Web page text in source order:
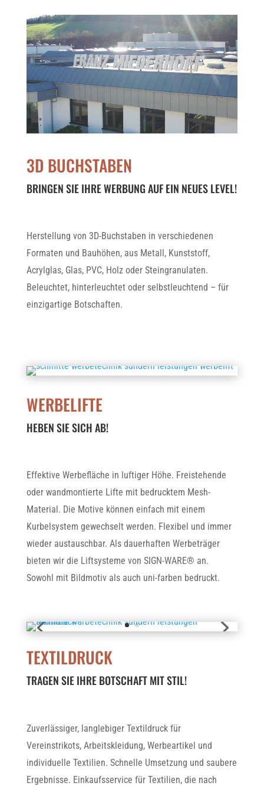
3D BUCHSTABEN
BRINGEN SIE IHRE WERBUNG AUF EIN NEUES LEVEL!
Herstellung von 3D-Buchstaben in verschiedenen
Formaten und Bauhöhen, aus Metall, Kunststoff,
Acrylglas, Glas, PVC, Holz oder Steingranulaten.
Beleuchtet, hinterleuchtet oder selbstleuchtend – für
einzigartige Botschaften.
WERBELIFTE
HEBEN SIE SICH AB!
Effektive Werbefläche in luftiger Höhe. Freistehende
oder wandmontierte Lifte mit bedrucktem Mesh-
Material. Die Motive können einfach mit einem
Kurbelsystem gewechselt werden. Flexibel und immer
wieder austauschbar. Als dauerhaften Werbeträger
bieten wir die Liftsysteme von SIGN-WARE® an.
Sowohl mit Bildmotiv als auch uni-farben bedruckt.
TEXTILDRUCK
TRAGEN SIE IHRE BOTSCHAFT MIT STIL!
Zuverlässiger, langlebiger Textildruck für
Vereinstrikots, Arbeitskleidung, Werbeartikel und
individuelle Textilien. Schnelle Umsetzung und saubere
Ergebnisse. Einkaufsservice für Textilien, die nach